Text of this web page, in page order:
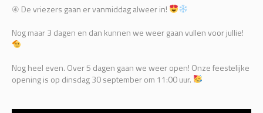
④ De vriezers gaan er vanmiddag alweer in!
Nog maar 3 dagen en dan kunnen we weer gaan vullen voor jullie!
Nog heel even. Over 5 dagen gaan we weer open! Onze feestelijke
opening is op dinsdag 30 september om 11:00 uur.